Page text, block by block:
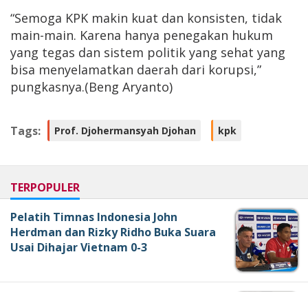
“Semoga KPK makin kuat dan konsisten, tidak
main-main. Karena hanya penegakan hukum
yang tegas dan sistem politik yang sehat yang
bisa menyelamatkan daerah dari korupsi,”
pungkasnya.(Beng Aryanto)
Tags: Prof. Djohermansyah Djohan kpk
TERPOPULER
Pelatih Timnas Indonesia John
Herdman dan Rizky Ridho Buka Suara
Usai Dihajar Vietnam 0-3